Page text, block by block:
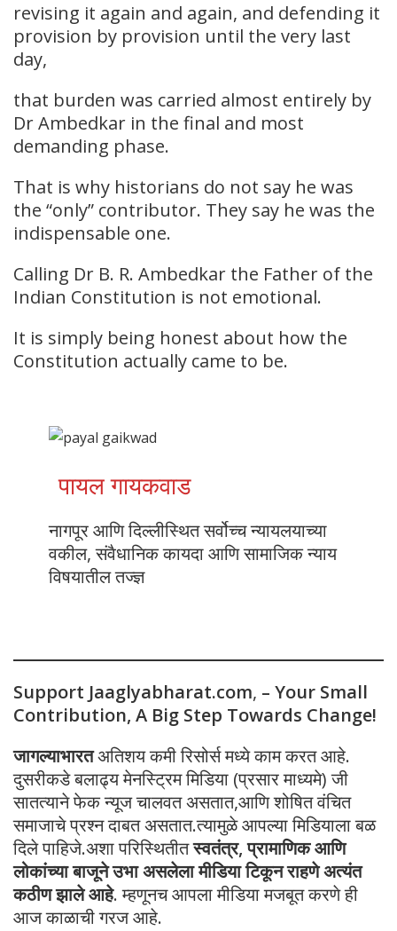
revising it again and again, and defending it
provision by provision until the very last
day,
that burden was carried almost entirely by
Dr Ambedkar in the final and most
demanding phase.
That is why historians do not say he was
the “only” contributor. They say he was the
indispensable one.
Calling Dr B. R. Ambedkar the Father of the
Indian Constitution is not emotional.
It is simply being honest about how the
Constitution actually came to be.
पायल गायकवाड
नागपूर आणि दिल्लीस्थित सर्वोच्च न्यायलयाच्या
वकील, संवैधानिक कायदा आणि सामाजिक न्याय
विषयातील तज्ज्ञ
Support Jaaglyabharat.com, – Your Small
Contribution, A Big Step Towards Change!
जागल्याभारतअतिशय कमी रिसोर्स मध्ये काम करत आहे.
दुसरीकडे बलाढ्य मेनस्ट्रिम मिडिया (प्रसार माध्यमे) जी
सातत्याने फेक न्यूज चालवत असतात,आणि शोषित वंचित
समाजाचे प्रश्न दाबत असतात.त्यामुळे आपल्या मिडियाला बळ
दिले पाहिजे.अशा परिस्थितीतस्वतंत्र, प्रामाणिक आणि
लोकांच्या बाजूने उभा असलेला मीडिया टिकून राहणे अत्यंत
कठीण झाले आहे. म्हणूनच आपला मीडिया मजबूत करणे ही
आज काळाची गरज आहे.